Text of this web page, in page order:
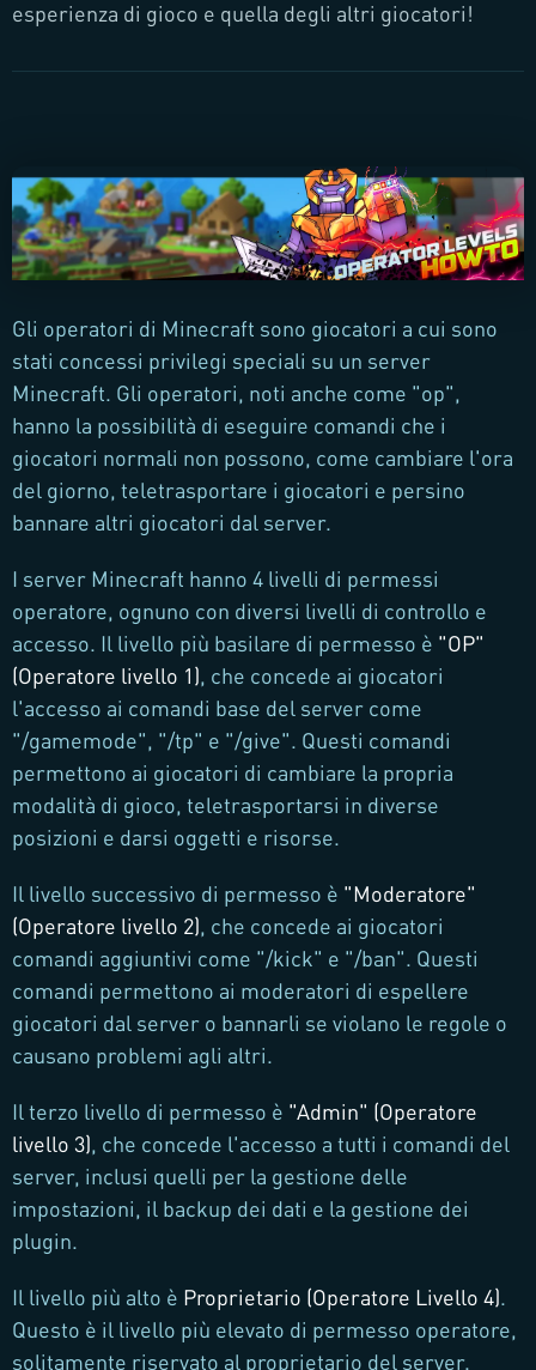
esperienza di gioco e quella degli altri giocatori!
Gli operatori di Minecraft sono giocatori a cui sono
stati concessi privilegi speciali su un server
Minecraft. Gli operatori, noti anche come "op",
hanno la possibilità di eseguire comandi che i
giocatori normali non possono, come cambiare l'ora
del giorno, teletrasportare i giocatori e persino
bannare altri giocatori dal server.
I server Minecraft hanno 4 livelli di permessi
operatore, ognuno con diversi livelli di controllo e
accesso. Il livello più basilare di permesso è "OP"
(Operatore livello 1), che concede ai giocatori
l'accesso ai comandi base del server come
"/gamemode", "/tp" e "/give". Questi comandi
permettono ai giocatori di cambiare la propria
modalità di gioco, teletrasportarsi in diverse
posizioni e darsi oggetti e risorse.
Il livello successivo di permesso è "Moderatore"
(Operatore livello 2), che concede ai giocatori
comandi aggiuntivi come "/kick" e "/ban". Questi
comandi permettono ai moderatori di espellere
giocatori dal server o bannarli se violano le regole o
causano problemi agli altri.
Il terzo livello di permesso è "Admin" (Operatore
livello 3), che concede l'accesso a tutti i comandi del
server, inclusi quelli per la gestione delle
impostazioni, il backup dei dati e la gestione dei
plugin.
Il livello più alto è Proprietario (Operatore Livello 4).
Questo è il livello più elevato di permesso operatore,
solitamente riservato al proprietario del server.